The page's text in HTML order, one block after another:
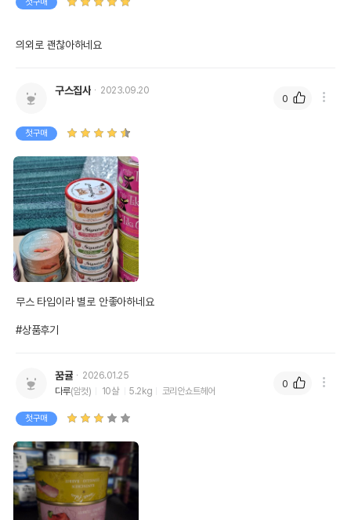
의외로 괜찮아하네요
구스집사 2023.09.20
첫구매
무스 타입이라 별로 안좋아하네요
#상품후기
0
꿈귤
2026.01.25
다루(암컷) 10살 5.2kg 코리안쇼트헤어
첫구매
0